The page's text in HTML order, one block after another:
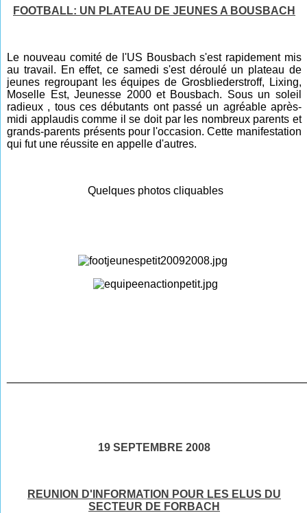
FOOTBALL: UN PLATEAU DE JEUNES A BOUSBACH
Le nouveau comité de l'US Bousbach s'est rapidement mis
au travail. En effet, ce samedi s'est déroulé un plateau de
jeunes regroupant les équipes de Grosbliederstroff, Lixing,
Moselle Est, Jeunesse 2000 et Bousbach. Sous un soleil
radieux , tous ces débutants ont passé un agréable après-
midi applaudis comme il se doit par les nombreux parents et
grands-parents présents pour l'occasion. Cette manifestation
qui fut une réussite en appelle d'autres.
Quelques photos cliquables
19 SEPTEMBRE 2008
REUNION D'INFORMATION POUR LES ELUS DU
SECTEUR DE FORBACH